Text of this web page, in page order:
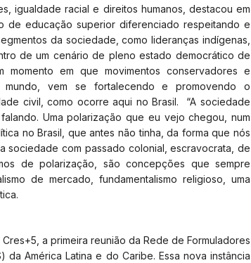
igualdade racial e direitos humanos, destacou em
de educação superior diferenciado respeitando e
da sociedade, como lideranças indígenas,
de um cenário de pleno estado democrático de
em que movimentos conservadores e
vem se fortalecendo e promovendo o
civil, como ocorre aqui no Brasil. “A sociedade
Uma polarização que eu vejo chegou, num
no Brasil, que antes não tinha, da forma que nós
sociedade com passado colonial, escravocrata, de
de polarização, são concepções que sempre
de mercado, fundamentalismo religioso, uma
a primeira reunião da Rede de Formuladores
América Latina e do Caribe. Essa nova instância